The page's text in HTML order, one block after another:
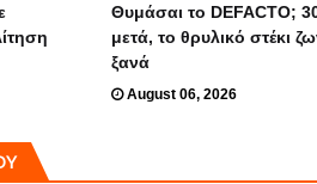
Θυμάσαι το DEFACTO;
μετά, το θρυλικό στέκι
ξανά
August 06, 2026